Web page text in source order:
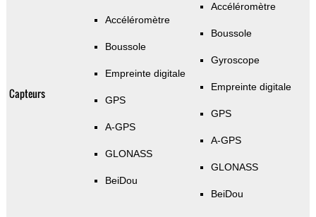
Capteurs
Accéléromètre
Boussole
Empreinte digitale
GPS
A-GPS
GLONASS
BeiDou
Accéléromètre
Boussole
Gyroscope
Empreinte digitale
GPS
A-GPS
GLONASS
BeiDou